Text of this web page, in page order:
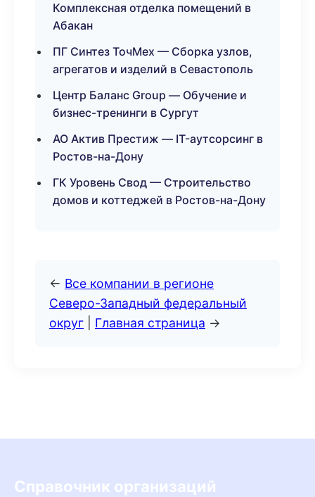
Комплексная отделка помещений в
Абакан
ПГ Синтез ТочМех — Сборка узлов,
агрегатов и изделий в Севастополь
Центр Баланс Group — Обучение и
бизнес-тренинги в Сургут
АО Актив Престиж — IT-аутсорсинг в
Ростов-на-Дону
ГК Уровень Свод — Строительство
домов и коттеджей в Ростов-на-Дону
← Все компании в регионе
Северо-Западный федеральный
округ
Главная страница →
Справочник организаций